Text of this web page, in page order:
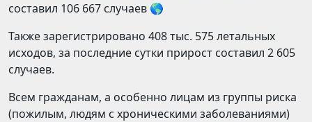
составил 106 667 случаев 🌎
Также зарегистрировано 408 тыс. 575 летальных
исходов, за последние сутки прирост составил 2 605
случаев.
Всем гражданам, а особенно лицам из группы риска
(пожилым, людям с хроническими заболеваниями)